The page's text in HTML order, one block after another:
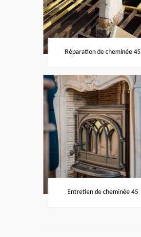
Réparation de cheminée 45
Entretien de cheminée 45